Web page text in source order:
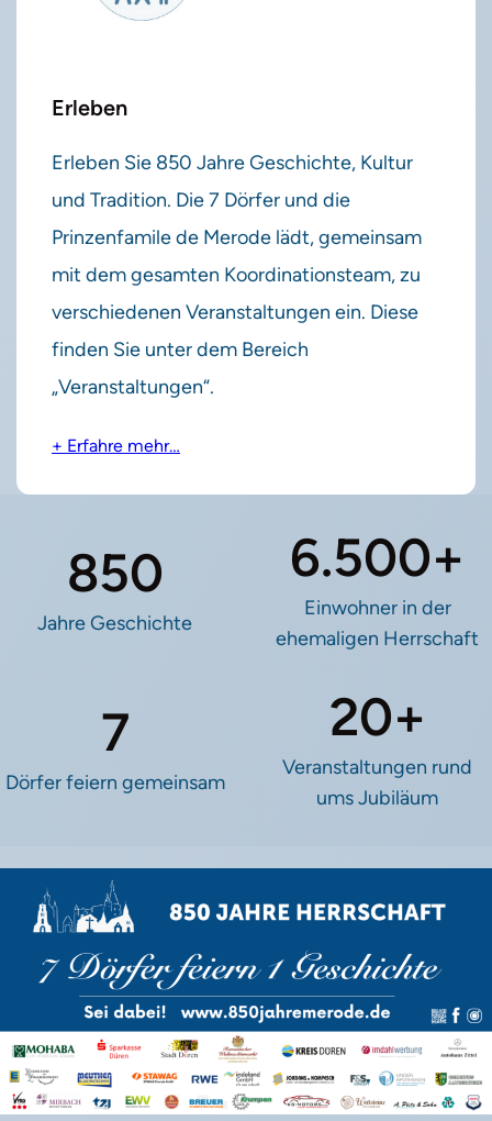
Erleben
Erleben Sie 850 Jahre Geschichte, Kultur
und Tradition. Die 7 Dörfer und die
Prinzenfamile de Merode lädt, gemeinsam
mit dem gesamten Koordinationsteam, zu
verschiedenen Veranstaltungen ein. Diese
finden Sie unter dem Bereich
„Veranstaltungen“.
+ Erfahre mehr…
850
Jahre Geschichte
6.500+
Einwohner in der
ehemaligen Herrschaft
7
Dörfer feiern gemeinsam
20+
Veranstaltungen rund
ums Jubiläum